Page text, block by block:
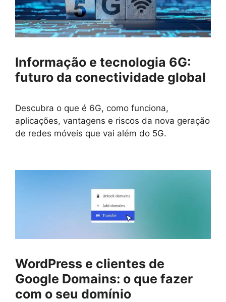
Informação e tecnologia 6G:
futuro da conectividade global
Descubra o que é 6G, como funciona,
aplicações, vantagens e riscos da nova geração
de redes móveis que vai além do 5G.
WordPress e clientes de
Google Domains: o que fazer
com o seu domínio